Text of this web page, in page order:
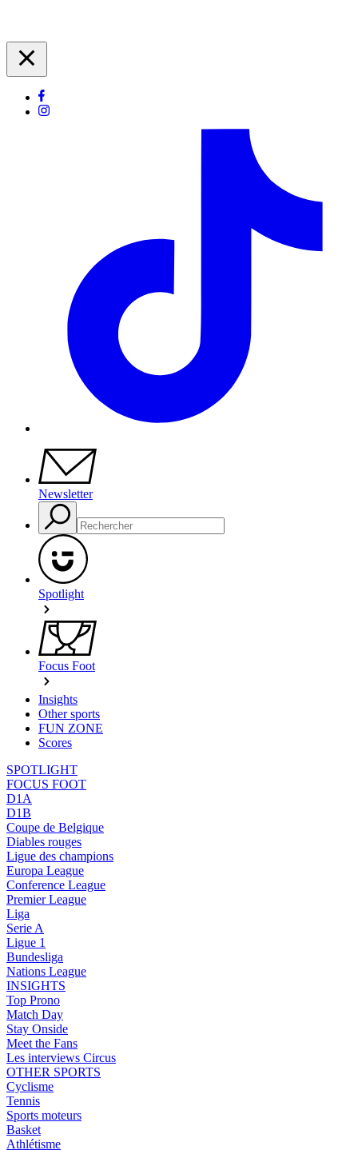
Newsletter
Spotlight
Focus Foot
Insights
Other sports
FUN ZONE
Scores
SPOTLIGHT
FOCUS FOOT
D1A
D1B
Coupe de Belgique
Diables rouges
Ligue des champions
Europa League
Conference League
Premier League
Liga
Serie A
Ligue 1
Bundesliga
Nations League
INSIGHTS
Top Prono
Match Day
Stay Onside
Meet the Fans
Les interviews Circus
OTHER SPORTS
Cyclisme
Tennis
Sports moteurs
Basket
Athlétisme